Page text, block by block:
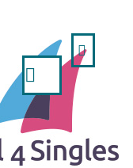
Buscar...